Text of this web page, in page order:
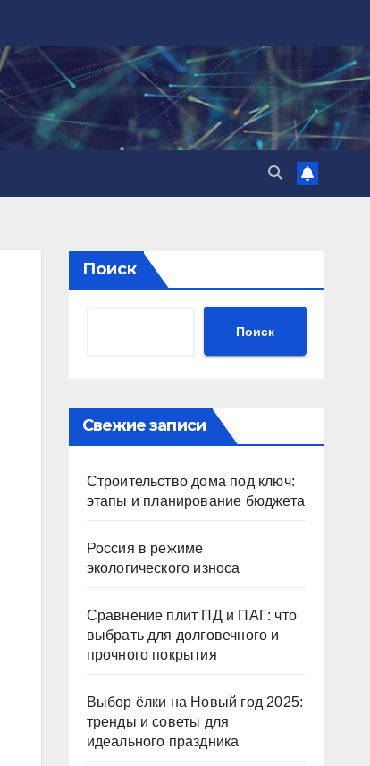
Поиск
Поиск
Свежие записи
Строительство дома под ключ:
этапы и планирование бюджета
Россия в режиме
экологического износа
Сравнение плит ПД и ПАГ: что
выбрать для долговечного и
прочного покрытия
Выбор ёлки на Новый год 2025:
тренды и советы для
идеального праздника